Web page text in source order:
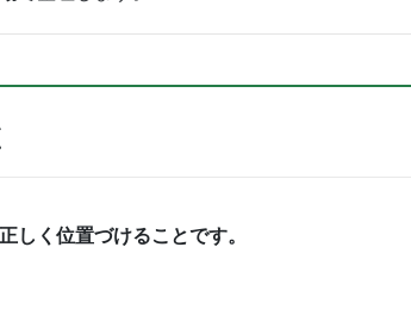
しく位置づけることです。